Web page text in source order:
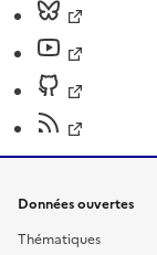
Données ouvertes
Thématiques